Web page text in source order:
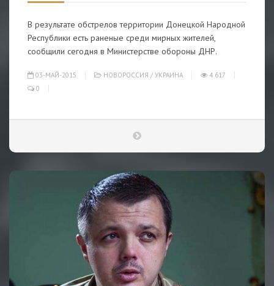
В результате обстрелов территории Донецкой Народной
Республики есть раненые среди мирных жителей,
сообщили сегодня в Министерстве обороны ДНР.
03-МАЙ-2015 НОВОРОССИЯ / УКРАИНА
4 617
0